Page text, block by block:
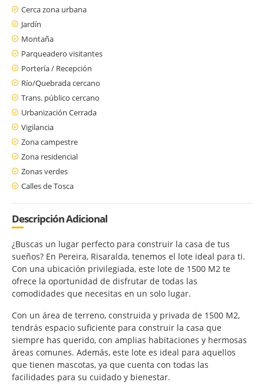
Cerca zona urbana
Jardín
Montaña
Parqueadero visitantes
Portería / Recepción
Río/Quebrada cercano
Trans. público cercano
Urbanización Cerrada
Vigilancia
Zona campestre
Zona residencial
Zonas verdes
Calles de Tosca
Descripción Adicional
¿Buscas un lugar perfecto para construir la casa de tus
sueños? En Pereira, Risaralda, tenemos el lote ideal para ti.
Con una ubicación privilegiada, este lote de 1500 M2 te
ofrece la oportunidad de disfrutar de todas las
comodidades que necesitas en un solo lugar.
Con un área de terreno, construida y privada de 1500 M2,
tendrás espacio suficiente para construir la casa que
siempre has querido, con amplias habitaciones y hermosas
áreas comunes. Además, este lote es ideal para aquellos
que tienen mascotas, ya que cuenta con todas las
facilidades para su cuidado y bienestar.